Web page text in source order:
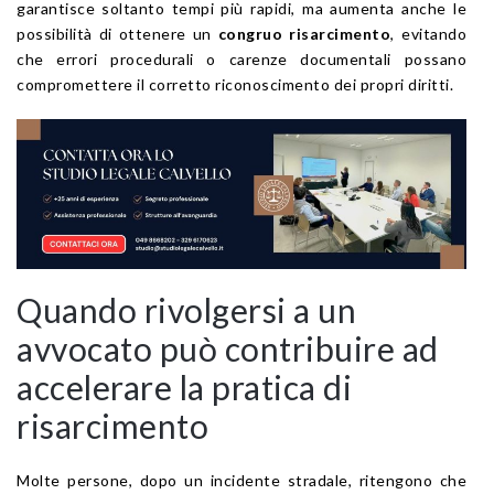
garantisce soltanto tempi più rapidi, ma aumenta anche le
possibilità di ottenere un congruo risarcimento, evitando
che errori procedurali o carenze documentali possano
compromettere il corretto riconoscimento dei propri diritti.
Quando rivolgersi a un
avvocato può contribuire ad
accelerare la pratica di
risarcimento
Molte persone, dopo un incidente stradale, ritengono che